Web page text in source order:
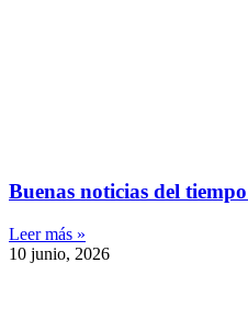
Buenas noticias del
Leer más »
10 junio, 2026